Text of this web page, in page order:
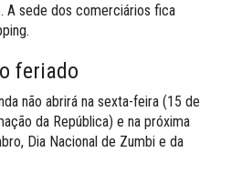
A sede dos comerciários fica
feriado
não abrirá na sexta-feira (15 de
da República) e na próxima
Dia Nacional de Zumbi e da